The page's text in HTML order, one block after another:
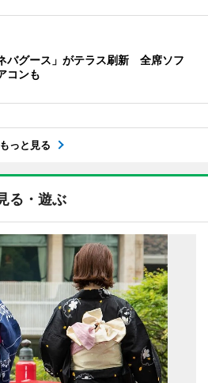
バグース」がテラス刷新 全席ソフ
コンも
もっと見る
る・遊ぶ